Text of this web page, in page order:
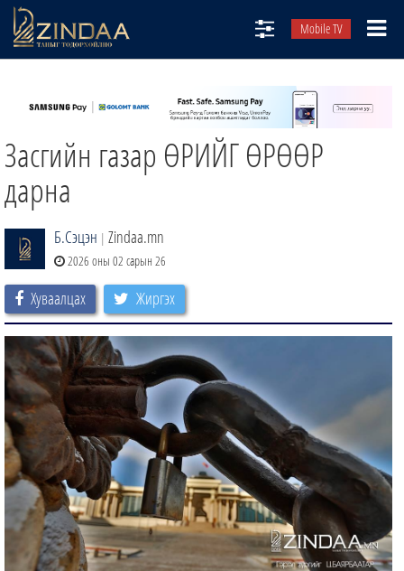
Mobile TV
ТВ8
ӨГЛӨӨНИЙ СОНИН
ЗИНДАА СЭТГҮҮЛ
Засгийн газар ӨРИЙГ ӨРӨӨР
дарна
Б.Сэцэн | Zindaa.mn
2026 оны 02 сарын 26
Хуваалцах Жиргэх